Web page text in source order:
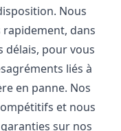
Nous
dans
délais, pour vous
liés à
en panne. Nos
et nous
sur nos